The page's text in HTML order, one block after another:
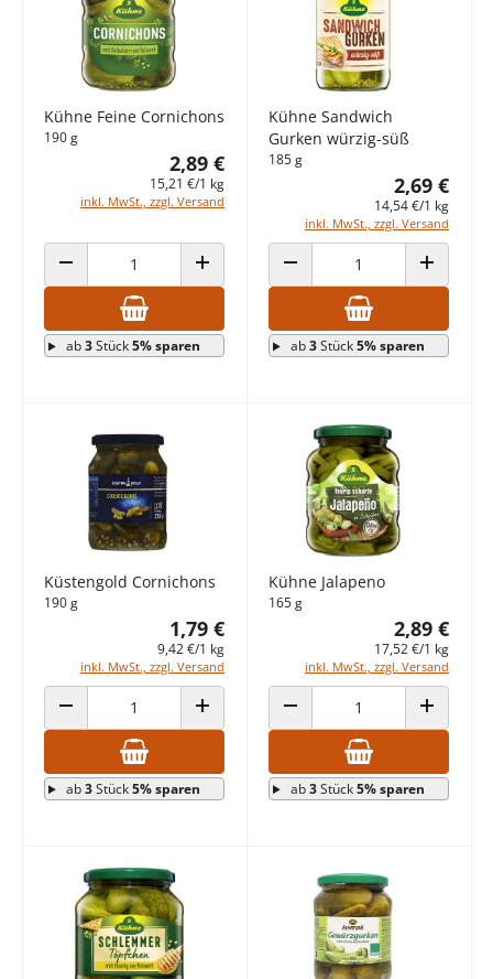
Kühne Feine Cornichons
190 g
2,89 €
15,21 €/1 kg
inkl. MwSt., zzgl. Versand
ANZAHL VERRINGERN ANZAHL ERHÖHEN
ab3Stück5% sparen
Kühne Sandwich
Gurken würzig-süß
185 g
2,69 €
14,54 €/1 kg
inkl. MwSt., zzgl. Versand
ANZAHL VERRINGERN ANZAHL
ab3Stück5% sparen
Küstengold Cornichons
190 g
1,79 €
9,42 €/1 kg
inkl. MwSt., zzgl. Versand
ANZAHL VERRINGERN ANZAHL ERHÖHEN
ab3Stück5% sparen
Kühne Jalapeno
165 g
2,89 €
17,52 €/1 kg
inkl. MwSt., zzgl. Versand
ANZAHL VERRINGERN ANZAHL
ab3Stück5% sparen